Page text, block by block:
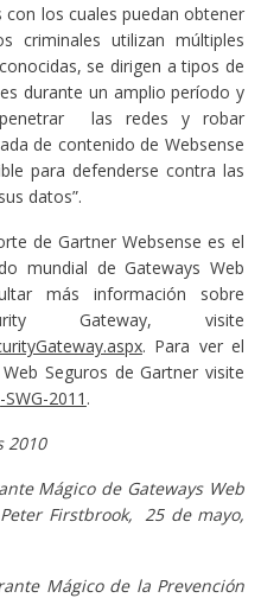
los cuales puedan obtener
criminales utilizan múltiples
se dirigen a tipos de
durante un amplio período y
las redes y robar
de contenido de Websense
para defenderse contra las
datos”.
de Gartner Websense es el
mundial de Gateways Web
más información sobre
Gateway, visite
. Para ver el
Seguros de Gartner visite
2011 .
2010
Mágico de Gateways Web
Firstbrook, 25 de mayo,
Mágico de la Prevención